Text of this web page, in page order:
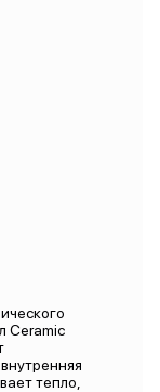
Ceramic
тепло,